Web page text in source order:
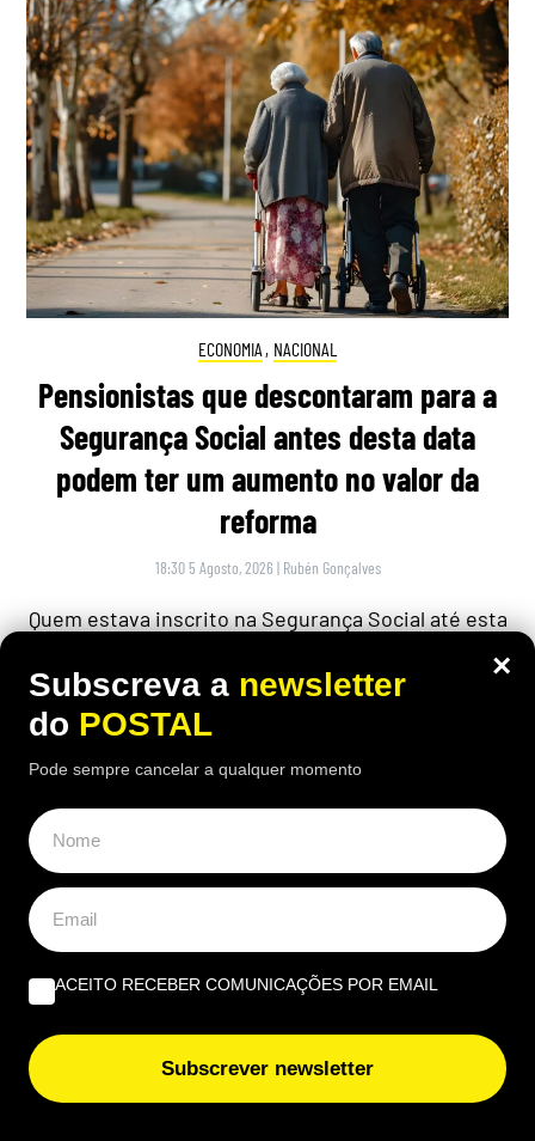
ECONOMIA , NACIONAL
Pensionistas que descontaram para a
Segurança Social antes desta data
podem ter um aumento no valor da
reforma
18:30 5 Agosto, 2026 | Rubén Gonçalves
Quem estava inscrito na Segurança Social até esta
cálculo da pensão
ÚLTIMAS NOTÍCIAS
Carros autónomos conduzem melhor que os humanos?
Especialistas já testaram e estes foram os
‘surpreendentes’ resultados
“Deviam dar-me uma rua onde estivesse escrito ‘os
pensionistas da Segurança Social’”: reformado com 40
anos de descontos considera cortes na pensão injustos
“Com 1.000€/mês temos tudo aqui”: reformados
×
Subscreva a newsletter
do POSTAL
Pode sempre cancelar a qualquer momento
ACEITO RECEBER COMUNICAÇÕES POR EMAIL
Subscrever newsletter